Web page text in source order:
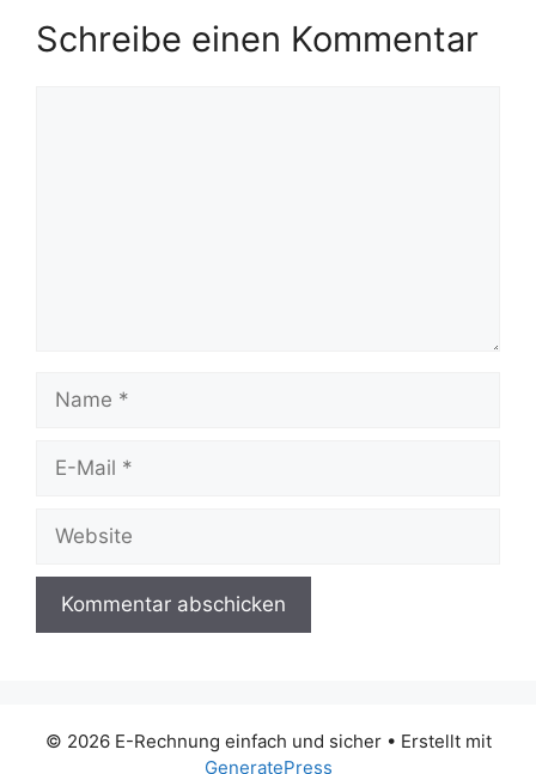
Schreibe einen Kommentar
Mail
© 2026 E-Rechnung einfach und sicher• Erstellt mit
GeneratePress